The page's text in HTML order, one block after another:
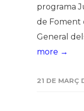
programa
de Foment
General
more →
21 DE MARÇ